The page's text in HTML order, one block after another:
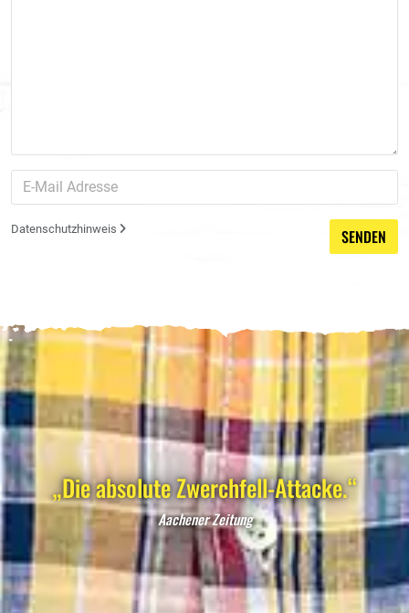
Datenschutzhinweis SENDEN
„Die absolute Zwerchfell-Attacke.“
Aachener Zeitung